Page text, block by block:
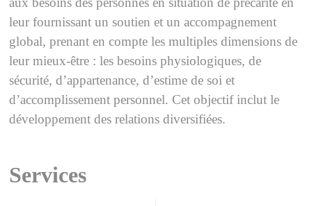
leur fournissant un soutien et un accompagnement
global, prenant en compte les multiples dimensions de
leur mieux-être : les besoins physiologiques, de
sécurité, d’appartenance, d’estime de soi et
d’accomplissement personnel. Cet objectif inclut le
développement des relations diversifiées.
Services